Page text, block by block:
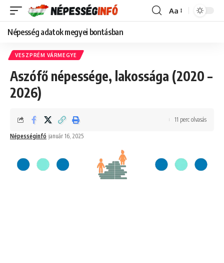
Font
Aa
Népesség adatok megyei bontásban
VESZPRÉM VÁRMEGYE
Aszófő népessége, lakossága (2020 –
2026)
Népességinfó január 16, 2025
11 perc olvasás